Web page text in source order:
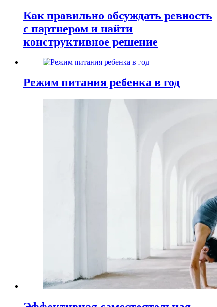
Как правильно обсуждать ревность
с партнером и найти
конструктивное решение
Режим питания ребенка в год